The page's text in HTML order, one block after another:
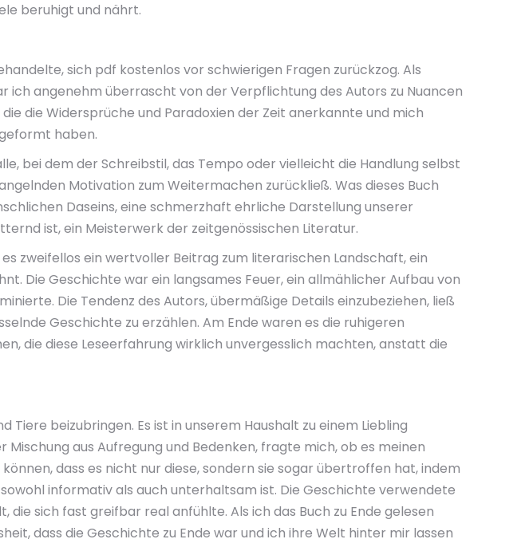
beruhigt und nährt.
sich pdf kostenlos vor schwierigen Fragen zurückzog. Als
ich angenehm überrascht von der Verpflichtung des Autors zu Nuancen
die Widersprüche und Paradoxien der Zeit anerkannte und mich
haben.
bei dem der Schreibstil, das Tempo oder vielleicht die Handlung selbst
Motivation zum Weitermachen zurückließ. Was dieses Buch
Daseins, eine schmerzhaft ehrliche Darstellung unserer
ist, ein Meisterwerk der zeitgenössischen Literatur.
zweifellos ein wertvoller Beitrag zum literarischen Landschaft, ein
Die Geschichte war ein langsames Feuer, ein allmählicher Aufbau von
Die Tendenz des Autors, übermäßige Details einzubeziehen, ließ
Geschichte zu erzählen. Am Ende waren es die ruhigeren
die diese Leseerfahrung wirklich unvergesslich machten, anstatt die
Tiere beizubringen. Es ist in unserem Haushalt zu einem Liebling
aus Aufregung und Bedenken, fragte mich, ob es meinen
dass es nicht nur diese, sondern sie sogar übertroffen hat, indem
informativ als auch unterhaltsam ist. Die Geschichte verwendete
sich fast greifbar real anfühlte. Als ich das Buch zu Ende gelesen
dass die Geschichte zu Ende war und ich ihre Welt hinter mir lassen